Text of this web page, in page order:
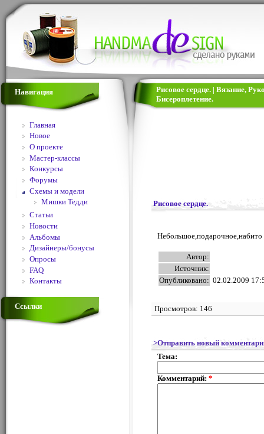
Навигация
Главная
Новое
О проекте
Мастер-классы
Конкурсы
Форумы
Схемы и модели
Мишки Тедди
Статьи
Новости
Альбомы
Дизайнеры/бонусы
Опросы
FAQ
Контакты
Ссылки
Рисовое сердце. | Вязание,
Бисероплетение.
Рисовое сердце.
Небольшое,подарочное,набито
Автор:
Источник:
Опубликовано: 02.02.2009
Просмотров: 146
>Отправить новый
Тема:
Комментарий: *